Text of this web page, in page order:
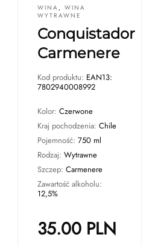
WINA , WINA
WYTRAWNE
Conquistador
Carmenere
Kod produktu: EAN13:
7802940008992
Kolor: Czerwone
Kraj pochodzenia: Chile
Pojemność: 750 ml
Rodzaj: Wytrawne
Szczep: Carmenere
Zawartość alkoholu:
12,5%
35.00PLN